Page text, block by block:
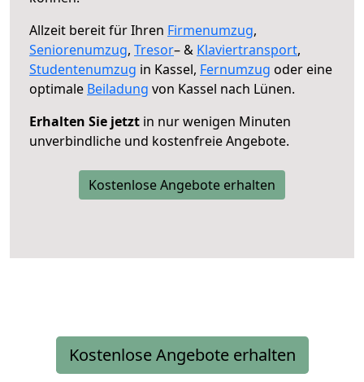
Allzeit bereit für Ihren Firmenumzug,
Seniorenumzug, Tresor– & Klaviertransport,
Studentenumzug in Kassel, Fernumzug oder eine
optimale Beiladung von Kassel nach Lünen.
Erhalten Sie jetzt in nur wenigen Minuten
unverbindliche und kostenfreie Angebote.
Kostenlose Angebote erhalten
Kostenlose Angebote erhalten